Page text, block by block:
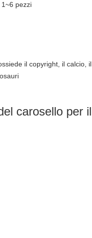
pezzi
il copyright, il calcio, il
carosello per il